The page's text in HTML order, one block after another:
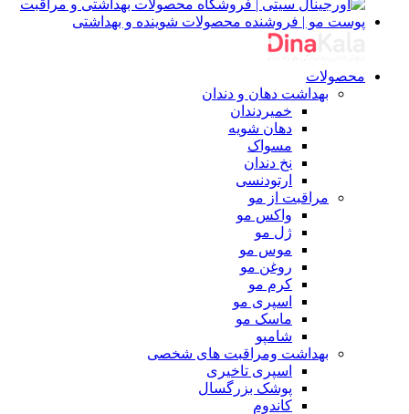
محصولات
بهداشت دهان و دندان
خمیردندان
دهان شویه
مسواک
نخ دندان
ارتودنسی
مراقبت از مو
واکس مو
ژل مو
موس مو
روغن مو
کرم مو
اسپری مو
ماسک مو
شامپو
بهداشت ومراقبت های شخصی
اسپری تاخیری
پوشک بزرگسال
کاندوم